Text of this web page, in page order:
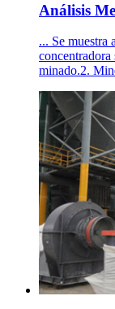
Análisis
... Se
concentradora
minado.2.